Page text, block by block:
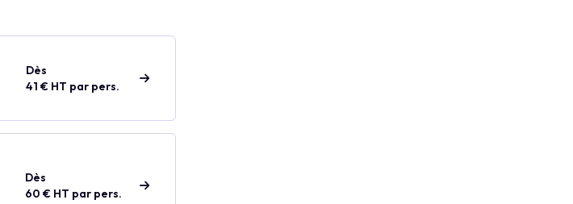
Dès
41 € HT par pers.
Dès
60 € HT par pers.